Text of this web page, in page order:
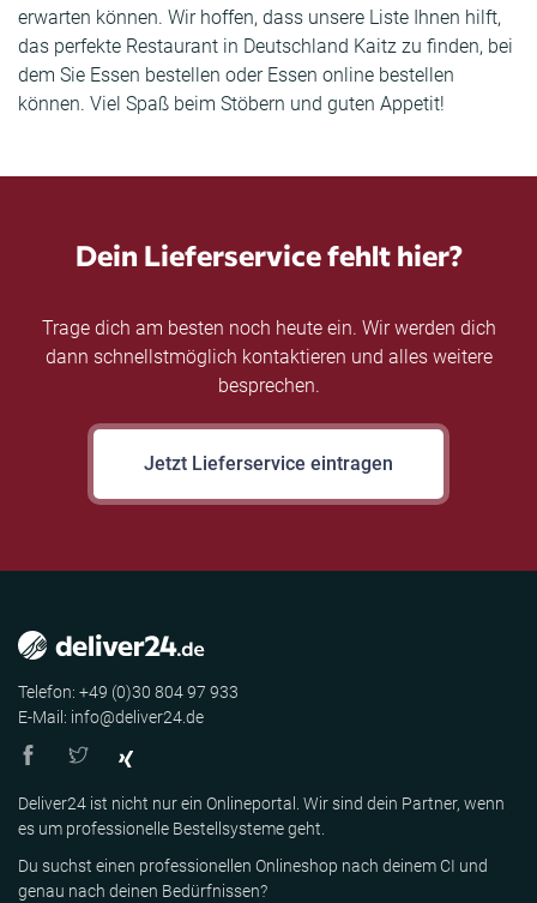
erwarten können. Wir hoffen, dass unsere Liste Ihnen hilft,
das perfekte Restaurant in Deutschland Kaitz zu finden, bei
dem Sie Essen bestellen oder Essen online bestellen
können. Viel Spaß beim Stöbern und guten Appetit!
Dein Lieferservice fehlt hier?
Trage dich am besten noch heute ein. Wir werden dich
dann schnellstmöglich kontaktieren und alles weitere
besprechen.
Jetzt Lieferservice eintragen
Telefon: +49 (0)30 804 97 933
E-Mail: info@deliver24.de
Deliver24 ist nicht nur ein Onlineportal. Wir sind dein Partner, wenn
es um professionelle Bestellsysteme geht.
Du suchst einen professionellen Onlineshop nach deinem CI und
genau nach deinen Bedürfnissen?